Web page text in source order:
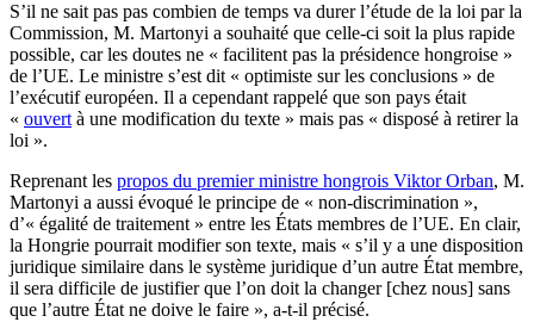
S’il ne sait pas pas combien de temps va durer l’étude de la loi par la
Commission, M. Martonyi a souhaité que celle-ci soit la plus rapide
possible, car les doutes ne « facilitent pas la présidence hongroise »
de l’UE. Le ministre s’est dit « optimiste sur les conclusions » de
l’exécutif européen. Il a cependant rappelé que son pays était
« ouvert à une modification du texte » mais pas « disposé à retirer la
loi ».
Reprenant les propos du premier ministre hongrois Viktor Orban, M.
Martonyi a aussi évoqué le principe de « non-discrimination »,
d’« égalité de traitement » entre les États membres de l’UE. En clair,
la Hongrie pourrait modifier son texte, mais « s’il y a une disposition
juridique similaire dans le système juridique d’un autre État membre,
il sera difficile de justifier que l’on doit la changer [chez nous] sans
que l’autre État ne doive le faire », a-t-il précisé.